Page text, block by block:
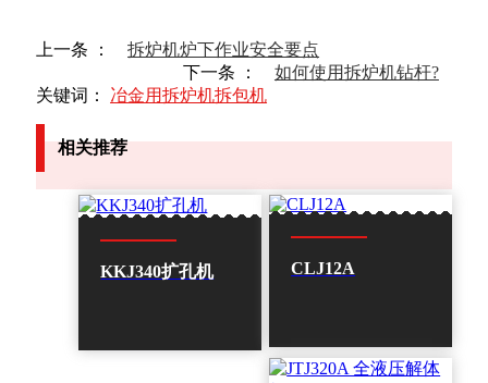
上一条 ：
拆炉机炉下作业安全要点
下一条 ：
如何使用拆炉机钻杆?
关键词： 冶金用拆炉机拆包机
相关推荐
KKJ340扩孔机 CLJ12A